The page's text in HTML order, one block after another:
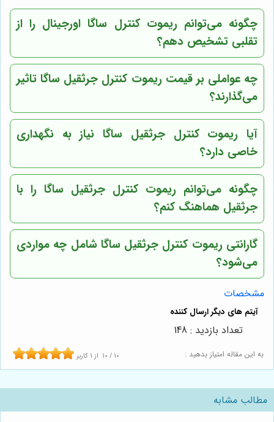
چگونه می‌توانم ریموت کنترل ساگا اورجینال را از
تقلبی تشخیص دهم؟
چه عواملی بر قیمت ریموت کنترل جرثقیل ساگا تاثیر
می‌گذارند؟
آیا ریموت کنترل جرثقیل ساگا نیاز به نگهداری
خاصی دارد؟
چگونه می‌توانم ریموت کنترل جرثقیل ساگا را با
جرثقیل هماهنگ کنم؟
گارانتی ریموت کنترل جرثقیل ساگا شامل چه مواردی
می‌شود؟
مشخصات
به این مقاله امتیاز بدهید : 10 / 10 از 1 کاربر
تعداد بازدید : 148
مطالب مشابه